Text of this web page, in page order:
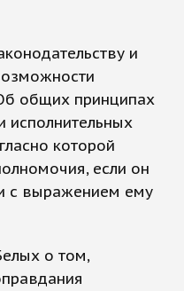
и
общих принципах
исполнительных
которой
если он
с выражением ему
о том,